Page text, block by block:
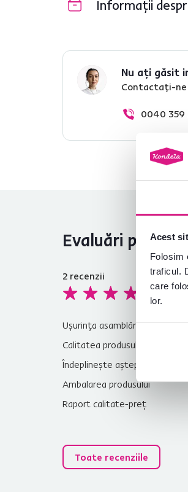
Acest
Folosim
traficul.
care
lor.
Informații
Nu ați găsit
Contactați-ne
0040 359
Evaluări produs
2 recenzii
Ușurința asamblării
Calitatea produsului
Îndeplinește așteptările
Ambalarea produsului
Raport calitate-preț
Toate recenziile